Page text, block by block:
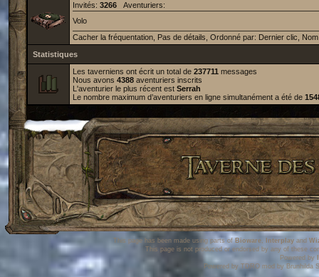
Invités: 3266 Aventuriers:
Volo
Cacher la fréquentation Pas de détails , Ordonné par: Dernier clic
Statistiques
Les taverniens ont écrit un total de 237711 messages
Nous avons 4388 aventuriers inscrits
L'aventurier le plus récent est Serrah
Le nombre maximum d’aventuriers en ligne simultanément a été de
This page has been made using parts of Bioware, Interplay and
This page is not produced or endorsed by any of these
Powered by
Powered by TDRO mod by Brunhilda